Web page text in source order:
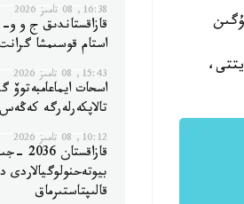
16:38, 08 تامىز 2026
استام قوسىمشا
15:43, 08 تامىز 2026
اسحات ايماعامبەتوۆ
تالاپكەرلەرگە
10:12, 08 تامىز 2026
قالىپتاستىرماق